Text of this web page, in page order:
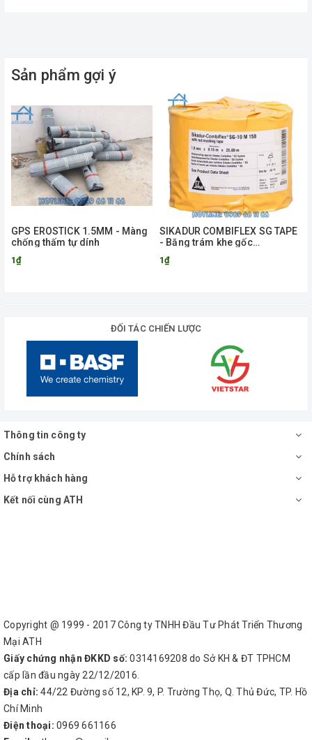
Sản phẩm gợi ý
GPS EROSTICK 1.5MM - Màng
chống thấm tự dính
1₫
SIKADUR COMBIFLEX SG TAPE
- Băng trám khe gốc
1₫
ĐỐI TÁC CHIẾN LƯỢC
Thông tin công ty
Chính sách
Hỗ trợ khách hàng
Kết nối cùng ATH
Copyright @ 1999 - 2017 Công ty TNHH Đầu Tư Phát Triển Thương
Mại ATH
Giấy chứng nhận ĐKKD số: 0314169208 do Sở KH & ĐT TPHCM
cấp lần đầu ngày 22/12/2016.
Địa chỉ: 44/22 Đường số 12, KP. 9, P. Trường Thọ, Q. Thủ Đức, TP. Hồ
Chí Minh
Điện thoại: 0969 661166